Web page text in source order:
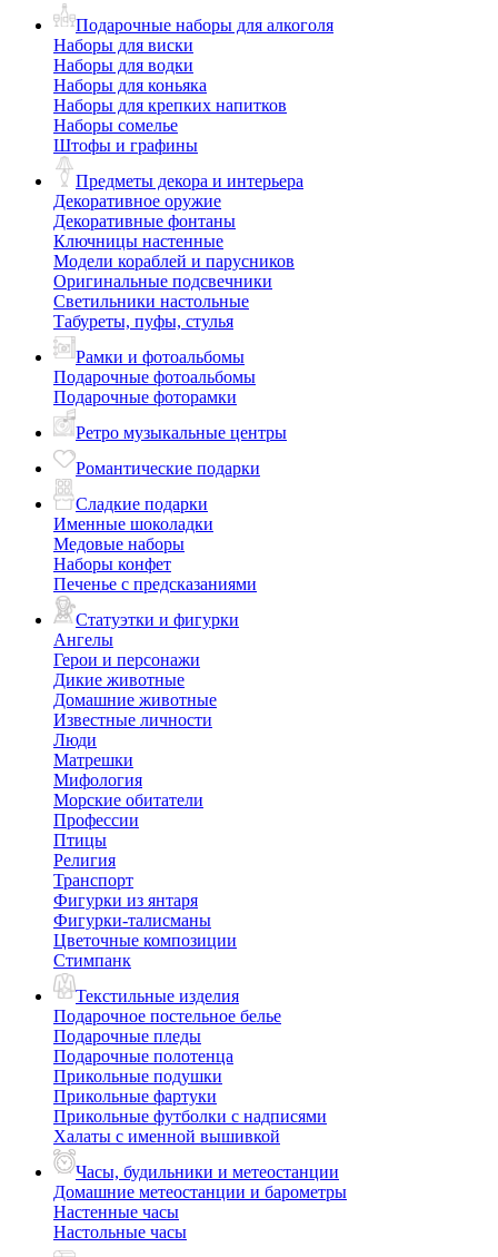
Подарочные наборы для алкоголя
Наборы для виски
Наборы для водки
Наборы для коньяка
Наборы для крепких напитков
Наборы сомелье
Штофы и графины
Предметы декора и интерьера
Декоративное оружие
Декоративные фонтаны
Ключницы настенные
Модели кораблей и парусников
Оригинальные подсвечники
Светильники настольные
Табуреты, пуфы, стулья
Рамки и фотоальбомы
Подарочные фотоальбомы
Подарочные фоторамки
Ретро музыкальные центры
Романтические подарки
Сладкие подарки
Именные шоколадки
Медовые наборы
Наборы конфет
Печенье с предсказаниями
Статуэтки и фигурки
Ангелы
Герои и персонажи
Дикие животные
Домашние животные
Известные личности
Люди
Матрешки
Мифология
Морские обитатели
Профессии
Птицы
Религия
Транспорт
Фигурки из янтаря
Фигурки-талисманы
Цветочные композиции
Стимпанк
Текстильные изделия
Подарочное постельное белье
Подарочные пледы
Подарочные полотенца
Прикольные подушки
Прикольные фартуки
Прикольные футболки с надписями
Халаты с именной вышивкой
Часы, будильники и метеостанции
Домашние метеостанции и барометры
Настенные часы
Настольные часы